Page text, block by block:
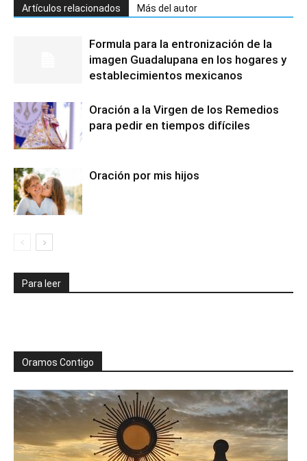
Artículos relacionados Más del autor
Formula para la entronización de la
imagen Guadalupana en los hogares y
establecimientos mexicanos
Oración a la Virgen de los Remedios
para pedir en tiempos difíciles
Oración por mis hijos
Para leer
Oramos Contigo